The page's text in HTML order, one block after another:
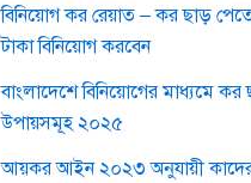
বিনিয়োগ কর রেয়াত – কর ছাড়
টাকা বিনিয়োগ করবেন
বাংলাদেশে বিনিয়োগের মাধ্যমে
উপায়সমূহ ২০২৫
আয়কর আইন ২০২৩ অনুযায়ী